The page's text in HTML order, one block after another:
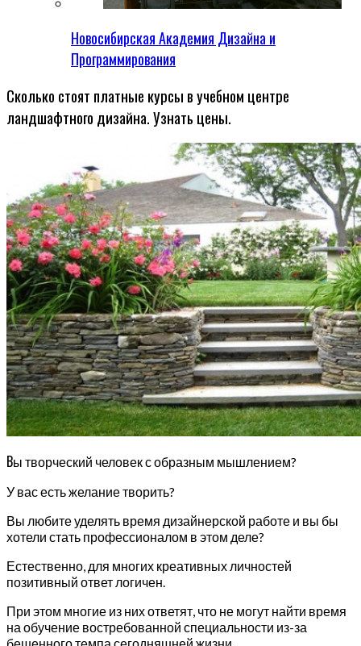
Новосибирская Академия Дизайна и
Программирования
Сколько стоят платные курсы в учебном центре
ландшафтного дизайна. Узнать цены.
Вы творческий человек с образным мышлением?
У вас есть желание творить?
Вы любите уделять время дизайнерской работе и вы бы
хотели стать профессионалом в этом деле?
Естественно, для многих креативных личностей
позитивный ответ логичен.
При этом многие из них ответят, что не могут найти время
на обучение востребованной специальности из-за